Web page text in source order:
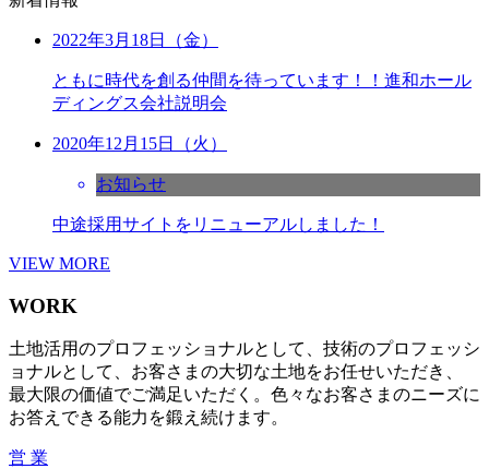
2022年3月18日（金）
ともに時代を創る仲間を待っています！！進和ホール
ディングス会社説明会
2020年12月15日（火）
お知らせ
中途採用サイトをリニューアルしました！
VIEW MORE
WORK
土地活用のプロフェッショナルとして、技術のプロフェッシ
ョナルとして、お客さまの大切な土地をお任せいただき、
最大限の価値でご満足いただく。色々なお客さまのニーズに
お答えできる能力を鍛え続けます。
営 業